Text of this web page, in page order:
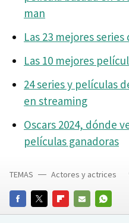
man
Las 23 mejores
Las 10 mejores
24 series y películas
en streaming
Oscars 2024, dónde
películas ganadoras
FACEBOOKTWITTERFLIPBOARD
E-
TEMAS Actores y actrices